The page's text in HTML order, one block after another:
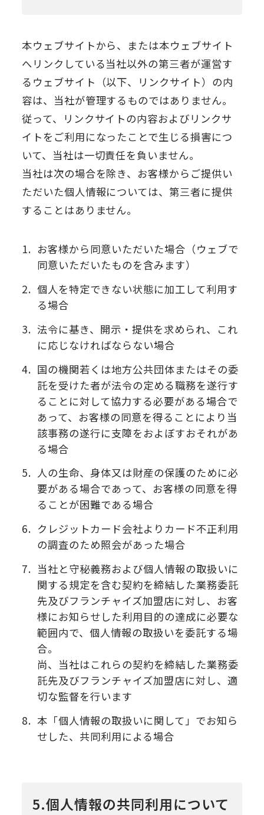
本ウェブサイトから、または本ウェブサイト
へリンクしている当社以外の第三者が運営す
るウェブサイト（以下、リンクサイト）の内
容は、当社が管理するものではありません。
従って、リンクサイトの内容およびリンクサ
イトをご利用になったことで生じる損害につ
いて、当社は一切責任を負いません。
当社は次の場合を除き、お客様からご提供い
ただいた個人情報については、第三者に提供
することはありません。
1. お客様から同意いただいた場合（ウェブで
同意いただいたものを含みます）
2. 個人を特定できない状態に加工して利用す
る場合
3. 法令に基き、開示・提供を求められ、これ
に応じなければならない場合
4. 国の機関若くは地方公共団体またはその委
託を受けた者が法令の定める職務を遂行す
ることに対して協力する必要がある場合で
あって、お客様の同意を得ることにより当
該事務の遂行に支障をおよぼすおそれがあ
る場合
5. 人の生命、身体又は財産の保護のために必
要がある場合であって、お客様の同意を得
ることが困難である場合
6. クレジットカード会社よりカード不正利用
の調査のため照会があった場合
7. 当社と守秘義務および個人情報の取扱いに
関する規定を含む契約を締結した業務委託
先及びフランチャイズ加盟店に対し、お客
様にお知らせした利用目的の達成に必要な
範囲内で、個人情報の取扱いを委託する場
合。
尚、当社はこれらの契約を締結した業務委
託先及びフランチャイズ加盟店に対し、適
切な監督を行います
8. 本「個人情報の取扱いに関して」でお知ら
せした、共同利用による場合
5.個人情報の共同利用について